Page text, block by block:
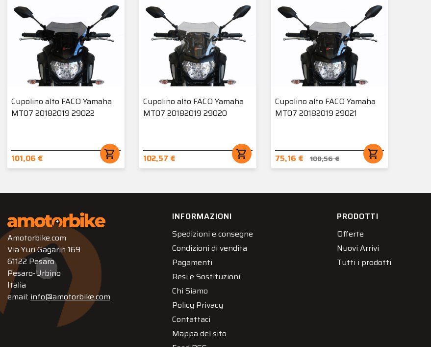
Cupolino alto FACO Yamaha
MT07 20182019 29022
101,06 € shopping_cart
Cupolino alto FACO Yamaha
MT07 20182019 29020
102,57 € shopping_cart
Cupolino alto FACO Yamaha
MT07 20182019 29021
75,16 € 100,56 € shopping_cart
Amotorbike.com
Via Yuri Gagarin 169
61122 Pesaro
Pesaro-Urbino
Italia
email: info@amotorbike.com
INFORMAZIONI
Spedizioni e consegne
Condizioni di vendita
Pagamenti
Resi e Sostituzioni
Chi Siamo
Policy Privacy
Contattaci
Mappa del sito
PRODOTTI
Offerte
Nuovi Arrivi
Tutti i prodotti